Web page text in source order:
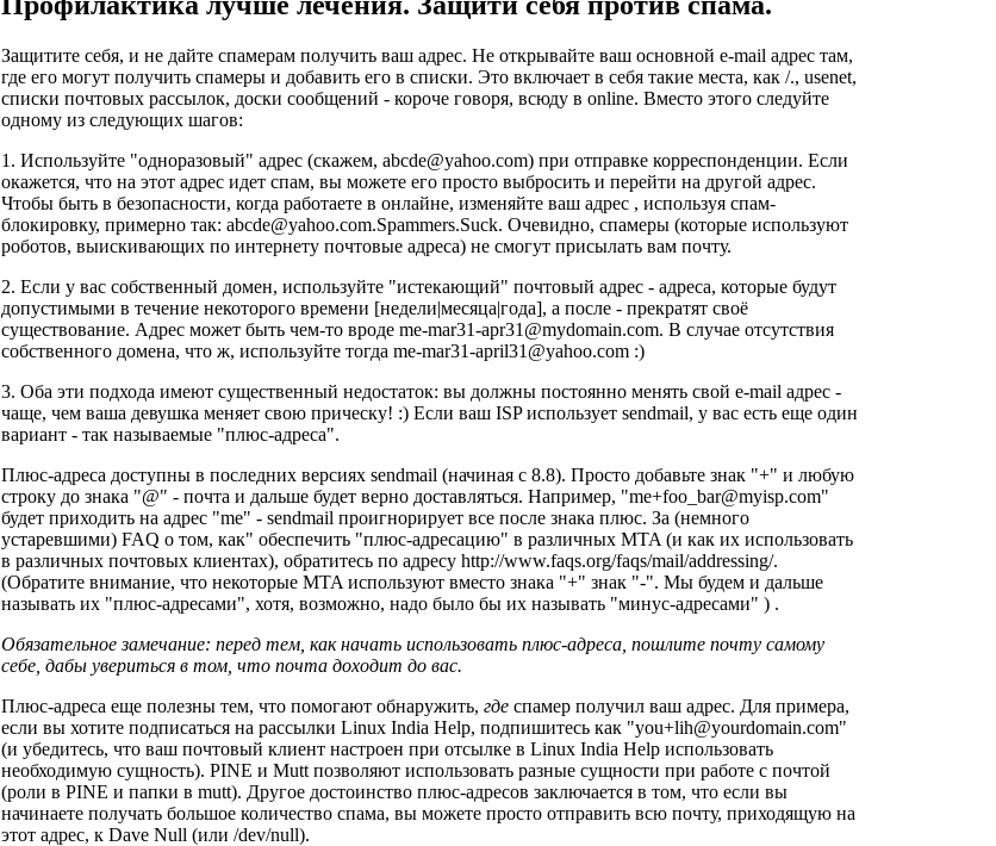
Защитите себя, и не дайте спамерам получить ваш адрес. Не открывайте ваш основной e-mail адрес там,
где его могут получить спамеры и добавить его в списки. Это включает в себя такие места, как /., usenet,
списки почтовых рассылок, доски сообщений - короче говоря, всюду в online. Вместо этого следуйте
одному из следующих шагов:
1. Используйте "одноразовый" адрес (скажем, abcde@yahoo.com) при отправке корреспонденции. Если
окажется, что на этот адрес идет спам, вы можете его просто выбросить и перейти на другой адрес.
Чтобы быть в безопасности, когда работаете в онлайне, изменяйте ваш адрес , используя спам-
блокировку, примерно так: abcde@yahoo.com.Spammers.Suck. Очевидно, спамеры (которые используют
роботов, выискивающих по интернету почтовые адреса) не смогут присылать вам почту.
2. Если у вас собственный домен, используйте "истекающий" почтовый адрес - адреса, которые будут
допустимыми в течение некоторого времени [недели|месяца|года], а после - прекратят своё
существование. Адрес может быть чем-то вроде me-mar31-apr31@mydomain.com. В случае отсутствия
собственного домена, что ж, используйте тогда me-mar31-april31@yahoo.com:)
3. Оба эти подхода имеют существенный недостаток: вы должны постоянно менять свой e-mail адрес -
чаще, чем ваша девушка меняет свою прическу! :) Если ваш ISP использует sendmail, у вас есть еще один
вариант - так называемые "плюс-адреса".
Плюс-адреса доступны в последних версиях sendmail (начиная с 8.8). Просто добавьте знак "+" и любую
строку до знака "@" - почта и дальше будет верно доставляться. Например, "me+foo_bar@myisp.com"
будет приходить на адрес "me" - sendmail проигнорирует все после знака плюс. За (немного
устаревшими) FAQ о том, как" обеспечить "плюс-адресацию" в различных MTA (и как их использовать
в различных почтовых клиентах), обратитесь по адресу http://www.faqs.org/faqs/mail/addressing/.
(Обратите внимание, что некоторые MTA используют вместо знака "+" знак "-". Мы будем и дальше
называть их "плюс-адресами", хотя, возможно, надо было бы их называть "минус-адресами" ) .
Обязательное замечание: перед тем, как начать использовать плюс-адреса, пошлите почту самому
себе, дабы увериться в том, что почта доходит до вас.
Плюс-адреса еще полезны тем, что помогают обнаружить, гдеспамер получил ваш адрес. Для примера,
если вы хотите подписаться на рассылки Linux India Help, подпишитесь как "you+lih@yourdomain.com"
(и убедитесь, что ваш почтовый клиент настроен при отсылке в Linux India Help использовать
необходимую сущность). PINE и Mutt позволяют использовать разные сущности при работе с почтой
(роли в PINE и папки в mutt). Другое достоинство плюс-адресов заключается в том, что если вы
начинаете получать большое количество спама, вы можете просто отправить всю почту, приходящую на
этот адрес, к Dave Null (или /dev/null).